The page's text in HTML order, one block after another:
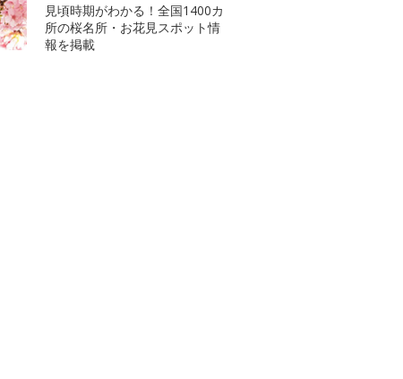
見頃時期がわかる！全国1400カ
所の桜名所・お花見スポット情
報を掲載